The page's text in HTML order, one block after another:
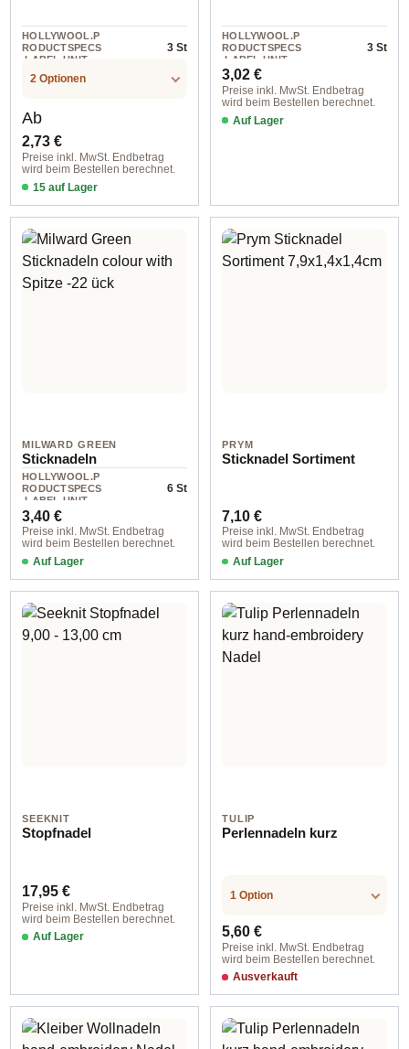
HOLLYWOOL.P
RODUCTSPECS
.LABEL.UNIT
3 St
2 Optionen
Regulärer Preis:
Ab
2,73 €
Preise inkl. MwSt. Endbetrag
wird beim Bestellen berechnet.
15 auf Lager
HOLLYWOOL.P
RODUCTSPECS
.LABEL.UNIT
3 St
Regulärer Preis:
3,02 €
Preise inkl. MwSt. Endbetrag
wird beim Bestellen berechnet.
Auf Lager
MILWARD GREEN
Sticknadeln
HOLLYWOOL.P
RODUCTSPECS
.LABEL.UNIT
6 St
Regulärer Preis:
3,40 €
Preise inkl. MwSt. Endbetrag
wird beim Bestellen berechnet.
Auf Lager
PRYM
Sticknadel Sortiment
Regulärer Preis:
7,10 €
Preise inkl. MwSt. Endbetrag
wird beim Bestellen berechnet.
Auf Lager
SEEKNIT
Stopfnadel
Regulärer Preis:
17,95 €
Preise inkl. MwSt. Endbetrag
wird beim Bestellen berechnet.
Auf Lager
TULIP
Perlennadeln kurz
1 Option
Regulärer Preis:
5,60 €
Preise inkl. MwSt. Endbetrag
wird beim Bestellen berechnet.
Ausverkauft